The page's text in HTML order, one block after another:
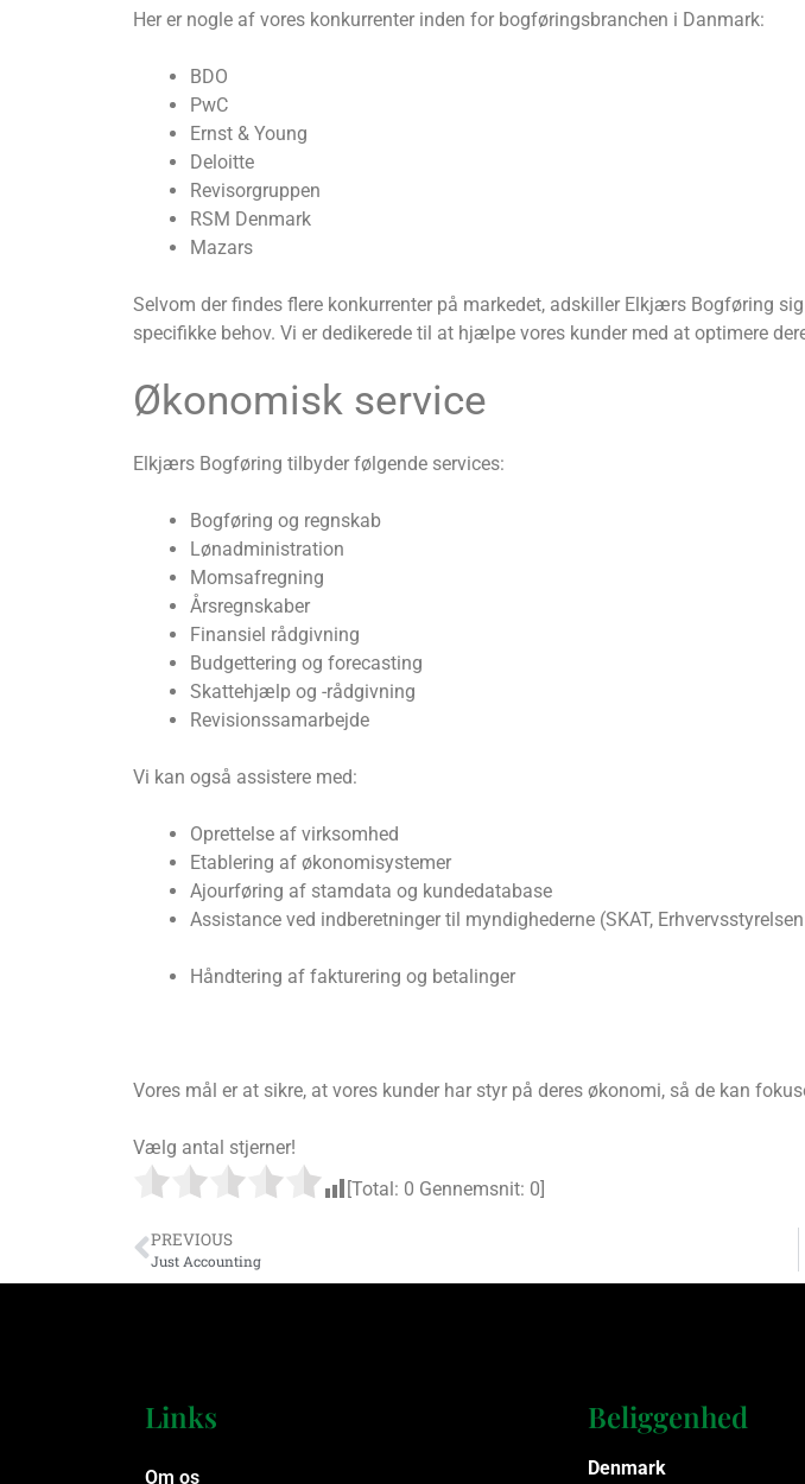
Her er nogle af vores konkurrenter inden for bogføringsbranchen i Danmark:
BDO
PwC
Ernst & Young
Deloitte
Revisorgruppen
RSM Denmark
Mazars
Selvom der findes flere konkurrenter på markedet, adskiller Elkjærs Bogføring
specifikke behov. Vi er dedikerede til at hjælpe vores kunder med at optimere
Økonomisk service
Elkjærs Bogføring tilbyder følgende services:
Bogføring og regnskab
Lønadministration
Momsafregning
Årsregnskaber
Finansiel rådgivning
Budgettering og forecasting
Skattehjælp og -rådgivning
Revisionssamarbejde
Vi kan også assistere med:
Oprettelse af virksomhed
Etablering af økonomisystemer
Ajourføring af stamdata og kundedatabase
Assistance ved indberetninger til myndighederne (SKAT,
Håndtering af fakturering og betalinger
Vores mål er at sikre, at vores kunder har styr på deres økonomi, så de kan
Vælg antal stjerner!
[Total: 0 Gennemsnit: 0]
PREVIOUS
Just Accounting
Links
Om os
Beliggenhed
Denmark